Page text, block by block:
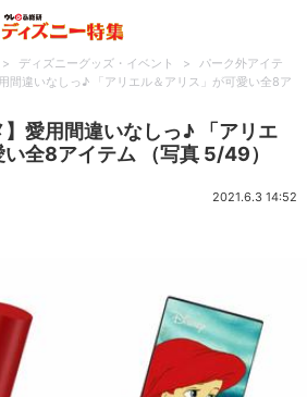
> ディズニーグッズ・イベント >
パーク外アイテ
間違いなしっ♪ 「アリエル＆アリス」が可愛い全8ア
】愛用間違いなしっ♪ 「アリエ
全8アイテム （写真 5/49）
2021.6.3 14:52